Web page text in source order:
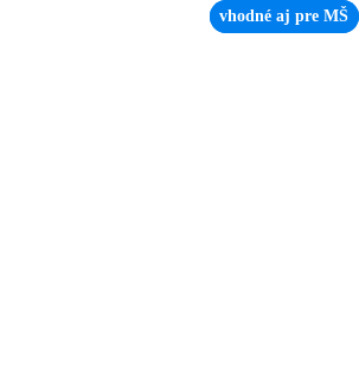
vhodné aj pre MŠ
vhodné aj pre MŠ